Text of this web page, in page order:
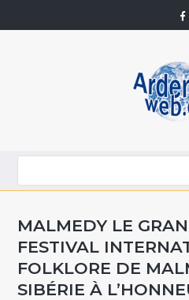
MALMEDY LE
FESTIVAL
FOLKLORE DE
SIBÉRIE À